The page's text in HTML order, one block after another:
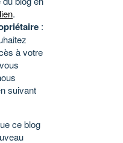
.
:
à votre
suivant
ce blog